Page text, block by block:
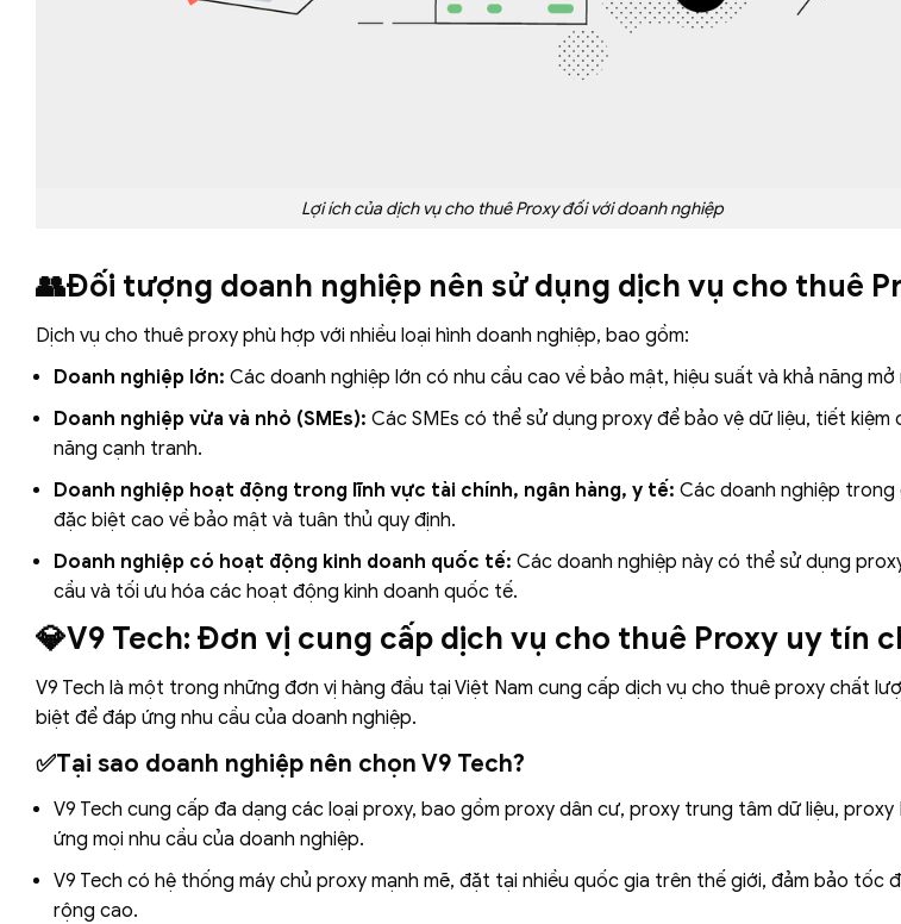
Lợi ích của dịch vụ cho thuê Proxy đối với doanh nghiệp
👥Đối tượng doanh nghiệp nên sử dụng dịch vụ cho thuê
Dịch vụ cho thuê proxy phù hợp với nhiều loại hình doanh nghiệp, bao gồm:
Doanh nghiệp lớn: Các doanh nghiệp lớn có nhu cầu cao về bảo mật, hiệu suất và khả năng mở
Doanh nghiệp vừa và nhỏ (SMEs): Các SMEs có thể sử dụng proxy để bảo vệ dữ liệu, tiết kiệm
năng cạnh tranh.
Doanh nghiệp hoạt động trong lĩnh vực tài chính, ngân hàng, y tế: Các doanh nghiệp trong
đặc biệt cao về bảo mật và tuân thủ quy định.
Doanh nghiệp có hoạt động kinh doanh quốc tế: Các doanh nghiệp này có thể sử dụng
cầu và tối ưu hóa các hoạt động kinh doanh quốc tế.
💎V9 Tech: Đơn vị cung cấp dịch vụ cho thuê Proxy uy tín
V9 Tech là một trong những đơn vị hàng đầu tại Việt Nam cung cấp dịch vụ cho thuê proxy chất
biệt để đáp ứng nhu cầu của doanh nghiệp.
✅Tại sao doanh nghiệp nên chọn V9 Tech?
V9 Tech cung cấp đa dạng các loại proxy, bao gồm proxy dân cư, proxy trung tâm dữ liệu, proxy
ứng mọi nhu cầu của doanh nghiệp.
V9 Tech có hệ thống máy chủ proxy mạnh mẽ, đặt tại nhiều quốc gia trên thế giới, đảm bảo tốc
rộng cao.